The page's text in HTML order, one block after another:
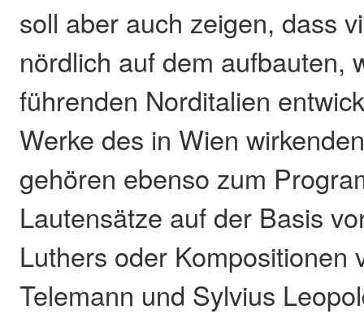
soll aber auch zeigen, dass
nördlich auf dem aufbauten,
führenden Norditalien
Werke des in Wien
gehören ebenso zum
Lautensätze auf der Basis
Luthers oder Kompositionen
Telemann und Sylvius